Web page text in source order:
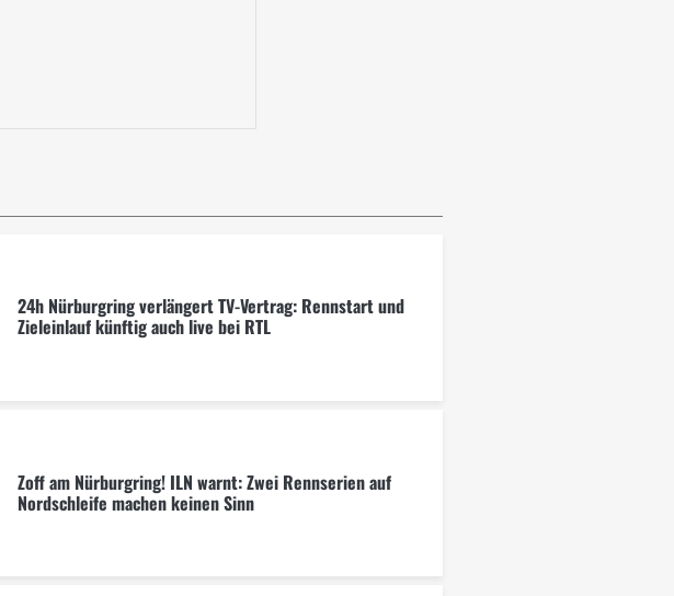
24h Nürburgring verlängert TV-Vertrag: Rennstart und
Zieleinlauf künftig auch live bei RTL
Zoff am Nürburgring! ILN warnt: Zwei Rennserien auf
Nordschleife machen keinen Sinn